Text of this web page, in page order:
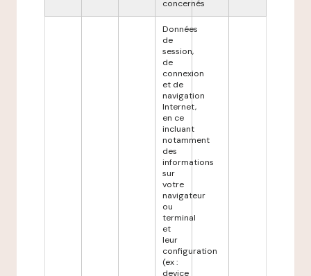
concernés
Données
de
session,
de
connexion
et de
navigation
Internet,
en ce
incluant
notamment
des
informations
sur
votre
navigateur
ou
terminal
et
leur
configuration
(ex :
device